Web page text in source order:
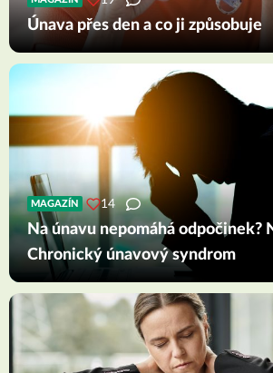
Únava přes den a co ji způsobuje
MAGAZÍN 14
Na únavu nepomáhá odpočinek?
Chronický únavový syndrom